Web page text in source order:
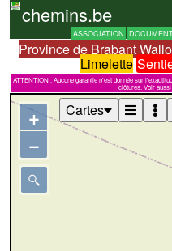
chemins.be
ASSOCIATION
Province de Brabant
Limelette
ATTENTION : Aucune garantie n'est donnée sur
clôtures. Voir
+
−
Cartes